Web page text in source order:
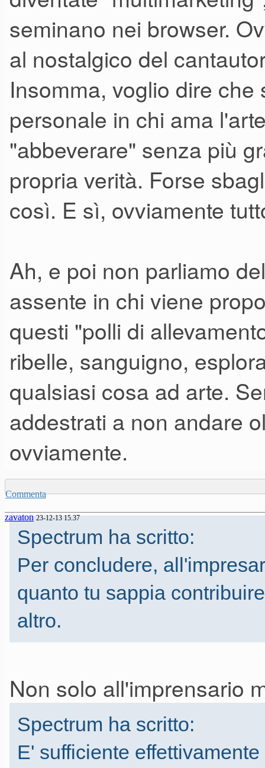
seminano nei browser.
al nostalgico del
Insomma, voglio dire
personale in chi ama
"abbeverare" senza più
propria verità. Forse
così. E sì, ovviamente
Ah, e poi non parliamo
assente in chi viene
questi "polli di
ribelle, sanguigno,
qualsiasi cosa ad arte.
addestrati a non andare
ovviamente.
Commenta
zavaton 23-12-13 15.37
Spectrum ha scritto:
Per concludere,
quanto tu sappia
altro.
Non solo all'imprensario
Spectrum ha scritto:
E' sufficiente